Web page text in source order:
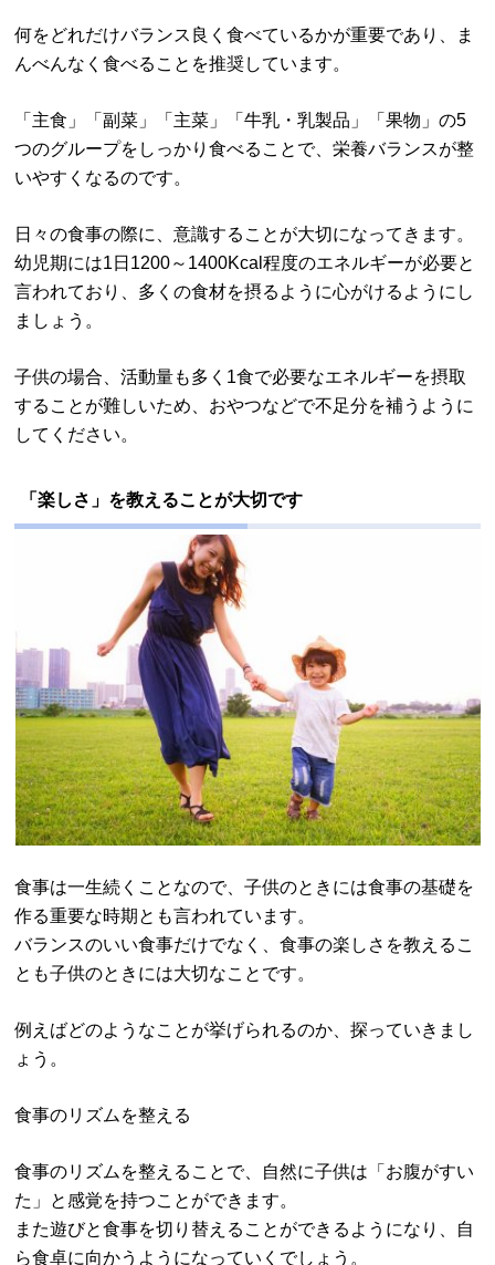
何をどれだけバランス良く食べているかが重要であり、ま
んべんなく食べることを推奨しています。
「主食」「副菜」「主菜」「牛乳・乳製品」「果物」の5
つのグループをしっかり食べることで、栄養バランスが整
いやすくなるのです。
日々の食事の際に、意識することが大切になってきます。
幼児期には1日1200～1400Kcal程度のエネルギーが必要と
言われており、多くの食材を摂るように心がけるようにし
ましょう。
子供の場合、活動量も多く1食で必要なエネルギーを摂取
することが難しいため、おやつなどで不足分を補うように
してください。
「楽しさ」を教えることが大切です
食事は一生続くことなので、子供のときには食事の基礎を
作る重要な時期とも言われています。
バランスのいい食事だけでなく、食事の楽しさを教えるこ
とも子供のときには大切なことです。
例えばどのようなことが挙げられるのか、探っていきまし
ょう。
食事のリズムを整える
食事のリズムを整えることで、自然に子供は「お腹がすい
た」と感覚を持つことができます。
また遊びと食事を切り替えることができるようになり、自
ら食卓に向かうようになっていくでしょう。